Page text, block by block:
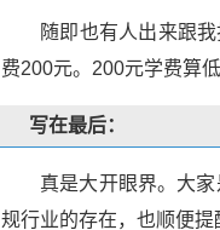
随即也有人出来跟
费200元。200元学费算
写在最后：
真是大开眼界。大
规行业的存在，也顺便提